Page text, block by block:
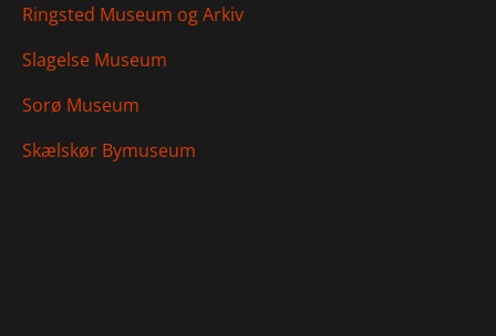
Ringsted Museum og Arkiv
Slagelse Museum
Sorø Museum
Skælskør Bymuseum